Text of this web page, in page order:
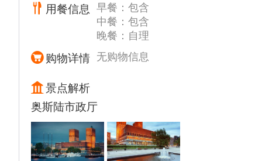
【voss小镇】（游览约30分钟）,VOSS小镇
观光完美诠释了“山青水秀、风光旖旎”，这里
也出产一种世界闻名的同名矿泉水。它是挪威
峡湾游重要的交通枢纽、中转站。在此处不妨
找找商店货柜上价格不菲的VOSS纯净水，尝
尝据说是世界上最干净的水。
【峡湾观光小火车】入内（游览约1小时）,
（含火车票）搭乘峡湾小火车，一路欣赏峡
谷、瀑布、山地、农庄的自然美景，它也是全
世界普通货车轨道坡度最为陡峭的火车旅程，
也是挪威著名的第一号旅游名胜。
用餐信息
早餐：包含
中餐：包含
晚餐：自理
购物详情 无购物信息
景点解析
奥斯陆市政厅